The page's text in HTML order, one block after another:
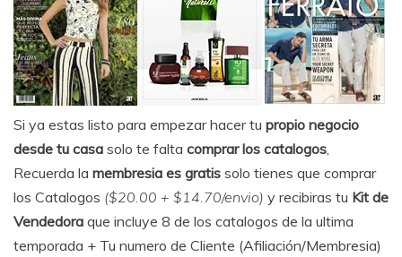
Si ya estas listo para empezar hacer tu propio negocio
desde tu casa solo te falta comprar los catalogos
Recuerda la membresia es gratis solo tienes que comprar
los Catalogos ($20.00 + $14.70/envio) y recibiras tu Kit de
Vendedora que incluye 8 de los catalogos de la ultima
temporada + Tu numero de Cliente (Afiliación/Membresia)